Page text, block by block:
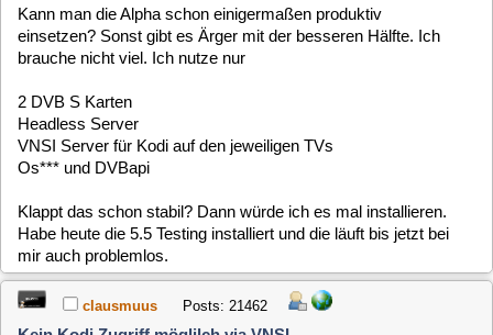
Ja, die Funktionen dürften bereits verfügbar sein, und
obendrein vermutlich sogar stabiler als bei bisherigen MLD
Versionen.
Garant dafür, dass bei einem Update nicht mal der Boot
Bereich kaputt geht. Es kommt bisher noch immer wieder
mal vor, dass ein System nach einem Update nicht mehr
funktioniert. Bisher konnten da allerdings immer die
[1] MLD-5.x / Systems / x86 Systeme (PC) / Kein
Kodi Zugriff möglilch via VNSI
Home Up Next Page
Users Online